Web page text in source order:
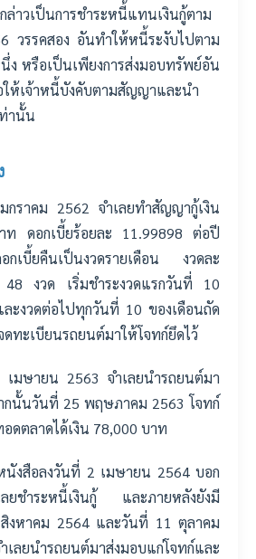
ล่าวเป็นการชำระหนี้แทนเงินกู้ตาม
วรรคสอง อันทำให้หนี้ระงับไปตาม
ง หรือเป็นเพียงการส่งมอบทรัพย์อัน
ห้เจ้าหนี้บังคับตามสัญญาและนำ
านั้น
ราคม 2562 จำเลยทำสัญญากู้เงิน
ท ดอกเบี้ยร้อยละ 11.99898 ต่อปี
กเบี้ยคืนเป็นงวดรายเดือน งวดละ
งวด เริ่มชำระงวดแรกวันที่ 10
ะงวดต่อไปทุกวันที่ 10 ของเดือนถัด
ทะเบียนรถยนต์มาให้โจทก์ยึดไว้
มษายน 2563 จำเลยนำรถยนต์มา
กนั้นวันที่ 25 พฤษภาคม 2563 โจทก์
ดตลาดได้เงิน 78,000 บาท
นังสือลงวันที่ 2 เมษายน 2564 บอก
ลยชำระหนี้เงินกู้ และภายหลังยังมี
งหาคม 2564 และวันที่ 11 ตุลาคม
เลยนำรถยนต์มาส่งมอบแก่โจทก์และ